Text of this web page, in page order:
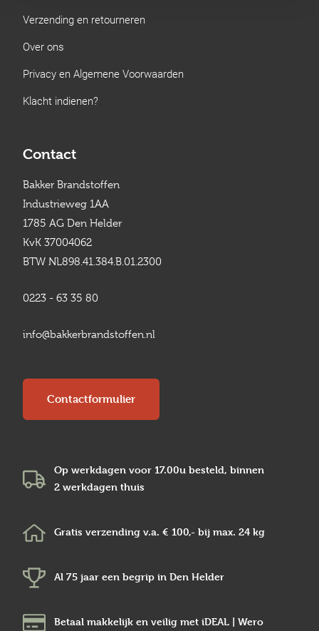
Verzending en retourneren
Over ons
Privacy en Algemene Voorwaarden
Klacht indienen?
Contact
Bakker Brandstoffen
Industrieweg 1AA
1785 AG Den Helder
KvK 37004062
BTW NL898.41.384.B.01.2300
0223 - 63 35 80
info@bakkerbrandstoffen.nl
Contactformulier
Op werkdagen voor 17.00u besteld, binnen
2 werkdagen thuis
Gratis verzending v.a. € 100,- bij max. 24 kg
Al 75 jaar een begrip in Den Helder
Betaal makkelijk en veilig met iDEAL | Wero